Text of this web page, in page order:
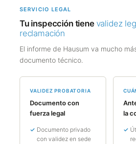
SERVICIO LEGAL
Tu inspección tiene validez
reclamación
El informe de Hausum va mucho
documento técnico.
VALIDEZ PROBATORIA
Documento con
fuerza legal
Documento privado
con validez en sede
la